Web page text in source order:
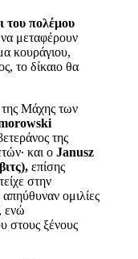
του πολέμου
μεταφέρουν
κουράγιου,
το δίκαιο θα
της Μάχης των
της
και ο Janusz
επίσης
στην
ομιλίες
ενώ
στους ξένους